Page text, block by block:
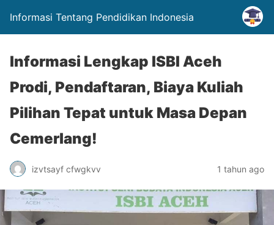
Informasi Tentang Pendidikan Indonesia
Informasi Lengkap ISBI Aceh
Prodi, Pendaftaran, Biaya Kuliah
Pilihan Tepat untuk Masa Depan
Cemerlang!
izvtsayf cfwgkvv 1 tahun ago